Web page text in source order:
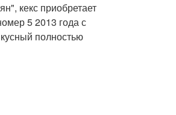
кекс приобретает
5 2013 года с
полностью